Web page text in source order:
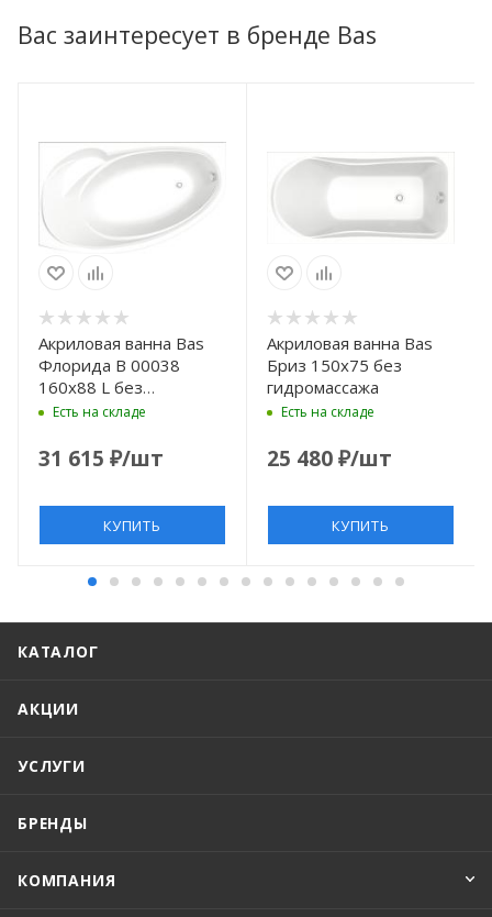
Вас заинтересует в бренде Bas
Акриловая ванна Bas
Флорида В 00038
160x88 L без
гидромассажа
Есть на складе
31 615 ₽/шт
КУПИТЬ
Акриловая ванна Bas
Бриз 150x75 без
гидромассажа
Есть на складе
25 480₽/шт
КУПИТЬ
КАТАЛОГ
АКЦИИ
УСЛУГИ
БРЕНДЫ
КОМПАНИЯ